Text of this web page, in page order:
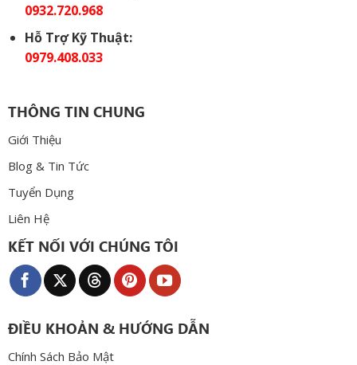
0932.720.968
Hỗ Trợ Kỹ Thuật:
0979.408.033
THÔNG TIN CHUNG
Giới Thiệu
Blog & Tin Tức
Tuyển Dụng
Liên Hệ
KẾT NỐI VỚI CHÚNG TÔI
ĐIỀU KHOẢN & HƯỚNG DẪN
Chính Sách Bảo Mật